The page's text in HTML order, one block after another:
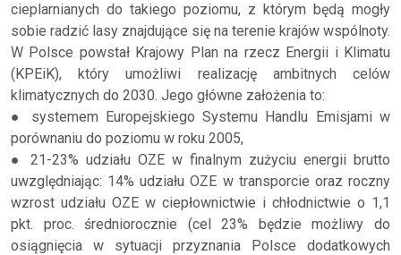
cieplarnianych do takiego poziomu, z którym będą mogły
sobie radzić lasy znajdujące się na terenie krajów wspólnoty.
W Polsce powstał Krajowy Plan na rzecz Energii i Klimatu
(KPEiK), który umożliwi realizację ambitnych celów
klimatycznych do 2030. Jego główne założenia to:
● systemem Europejskiego Systemu Handlu Emisjami w
porównaniu do poziomu w roku 2005,
● 21-23% udziału OZE w finalnym zużyciu energii brutto
uwzględniając: 14% udziału OZE w transporcie oraz roczny
wzrost udziału OZE w ciepłownictwie i chłodnictwie o 1,1
pkt. proc. średniorocznie (cel 23% będzie możliwy do
osiągnięcia w sytuacji przyznania Polsce dodatkowych